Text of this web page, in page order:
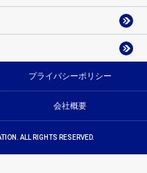
プライバシーポリシー
会社概要
ALL RIGHTS RESERVED.